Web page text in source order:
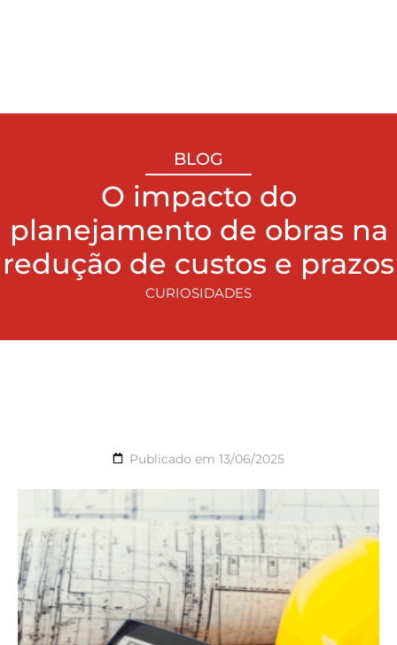
BLOG
O impacto do
planejamento de obras na
redução de custos e prazos
CURIOSIDADES
Publicado em 13/06/2025